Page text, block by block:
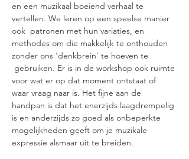
en een muzikaal boeiend verhaal te
vertellen. We leren op een speelse manier
ook  patronen met hun variaties, en
methodes om die makkelijk te onthouden
zonder ons ‘denkbrein’ te hoeven te
gebruiken. Er is in de workshop ook ruimte
voor wat er op dat moment ontstaat of
waar vraag naar is. Het fijne aan de
handpan is dat het enerzijds laagdrempelig
is en anderzijds zo goed als onbeperkte
mogelijkheden geeft om je muzikale
expressie alsmaar uit te breiden.